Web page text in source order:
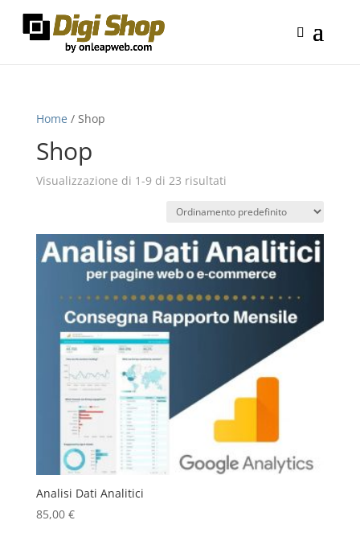
Home / Shop
Shop
Visualizzazione di 1-9 di 23 risultati
Analisi Dati Analitici
85,00 €